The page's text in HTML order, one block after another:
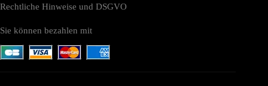
Rechtliche Hinweise und DSGVO
Sie können bezahlen mit